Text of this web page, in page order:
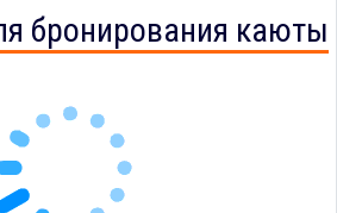
бронирования каюты